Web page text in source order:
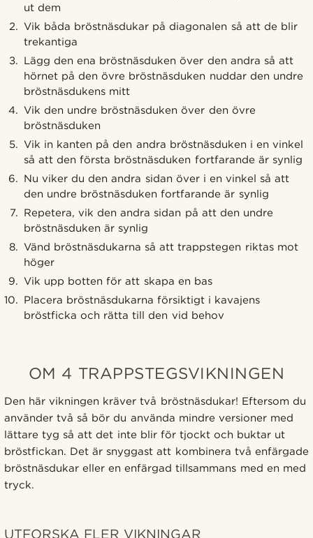
ut dem
Vik båda bröstnäsdukar på diagonalen så att de blir
trekantiga
Lägg den ena bröstnäsduken över den andra så att
hörnet på den övre bröstnäsduken nuddar den undre
bröstnäsdukens mitt
Vik den undre bröstnäsduken över den övre
bröstnäsduken
Vik in kanten på den andra bröstnäsduken i en vinkel
så att den första bröstnäsduken fortfarande är synlig
Nu viker du den andra sidan över i en vinkel så att
den undre bröstnäsduken fortfarande är synlig
Repetera, vik den andra sidan på att den undre
bröstnäsduken är synlig
Vänd bröstnäsdukarna så att trappstegen riktas mot
höger
Vik upp botten för att skapa en bas
Placera bröstnäsdukarna försiktigt i kavajens
bröstficka och rätta till den vid behov
OM 4 TRAPPSTEGSVIKNINGEN
Den här vikningen kräver två bröstnäsdukar! Eftersom du
använder två så bör du använda mindre versioner med
lättare tyg så att det inte blir för tjockt och buktar ut
bröstfickan. Det är snyggast att kombinera två enfärgade
bröstnäsdukar eller en enfärgad tillsammans med en med
tryck.
UTFORSKA FLER VIKNINGAR